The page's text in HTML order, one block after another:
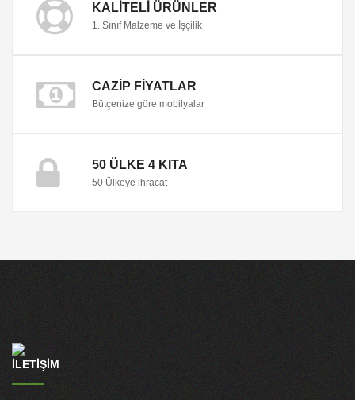
KALITELI ÜRÜNLER
1. Sınıf Malzeme ve İşçilik
CAZIP FIYATLAR
Bütçenize göre mobilyalar
50 ÜLKE 4 KITA
50 Ülkeye ihracat
İLETİŞİM